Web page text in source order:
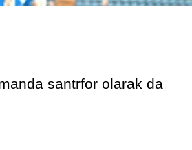
santrfor olarak da